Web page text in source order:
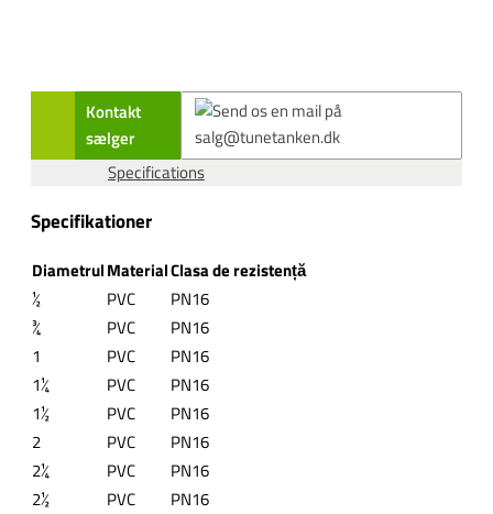
Kontakt
sælger
Specifications
Specifikationer
DiametrulMaterialClasa de rezistență
½
PVC
PN16
¾
PVC
PN16
1
PVC
PN16
1¼
PVC
PN16
1½
PVC
PN16
2
PVC
PN16
2¼
PVC
PN16
2½
PVC
PN16